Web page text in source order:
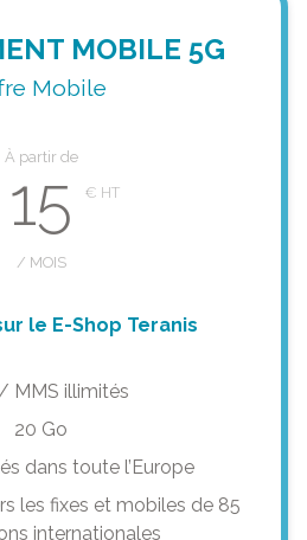
MOBILE 5G
Mobile
À partir de
15
/ MOIS
le E-Shop Teranis
MMS illimités
20 Go
dans toute l’Europe
les fixes et mobiles de 85
internationales